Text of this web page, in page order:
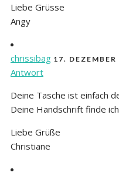
Liebe Grüsse
Angy
chrissibag 17.
Antwort
Deine Tasche ist einfach
Deine Handschrift finde
Liebe Grüße
Christiane